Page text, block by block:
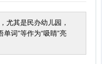
其是民办幼儿园，
词”等作为“吸睛”亮